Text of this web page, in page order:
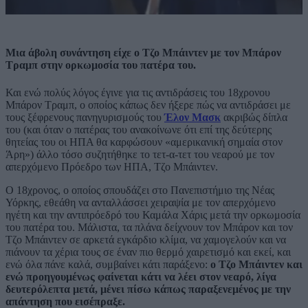
Μια άβολη συνάντηση είχε ο Τζο Μπάιντεν με τον Μπάρον
Τραμπ στην ορκωμοσία του πατέρα του.
Και ενώ πολύς λόγος έγινε για τις αντιδράσεις του 18χρονου
Μπάρον Τραμπ, ο οποίος κάπως δεν ήξερε πώς να αντιδράσει με
τους ξέφρενους πανηγυρισμούς τουΈλον Μασκ ακριβώς δίπλα
του (και όταν ο πατέρας του ανακοίνωνε ότι επί της δεύτερης
θητείας του οι ΗΠΑ θα καρφώσουν «αμερικανική σημαία στον
Άρη») άλλο τόσο συζητήθηκε το τετ-α-τετ του νεαρού με τον
απερχόμενο Πρόεδρο των ΗΠΑ, Τζο Μπάιντεν.
Ο 18χρονος, ο οποίος σπουδάζει στο Πανεπιστήμιο της Νέας
Υόρκης, εθεάθη να ανταλλάσσει χειραψία με τον απερχόμενο
ηγέτη και την αντιπρόεδρό του Καμάλα Χάρις μετά την ορκωμοσία
του πατέρα του. Μάλιστα, τα πλάνα δείχνουν τον Μπάρον και τον
Τζο Μπάιντεν σε αρκετά εγκάρδιο κλίμα, να χαμογελούν και να
πιάνουν τα χέρια τους σε έναν πιο θερμό χαιρετισμό και εκεί, και
ενώ όλα πάνε καλά, συμβαίνει κάτι παράξενο: ο Τζο Μπάιντεν και
ενώ προηγουμένως φαίνεται κάτι να λέει στον νεαρό, λίγα
δευτερόλεπτα μετά, μένει πίσω κάπως παραξενεμένος με την
απάντηση που εισέπραξε.